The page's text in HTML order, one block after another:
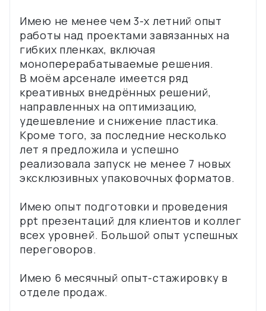
Имею не менее чем 3-х летний опыт
работы над проектами завязанных на
гибких пленках, включая
моноперерабатываемые решения.
В моём арсенале имеется ряд
креативных внедрённых решений,
направленных на оптимизацию,
удешевление и снижение пластика.
Кроме того, за последние несколько
лет я предложила и успешно
реализовала запуск не менее 7 новых
эксклюзивных упаковочных форматов.
Имею опыт подготовки и проведения
ppt презентаций для клиентов и коллег
всех уровней. Большой опыт успешных
переговоров.
Имею 6 месячный опыт-стажировку в
отделе продаж.